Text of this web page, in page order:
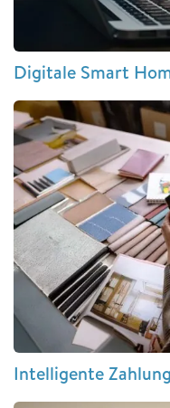
Digitale Smart
Intelligente